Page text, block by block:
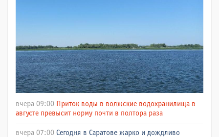
вчера 09:00 Приток воды в волжские водохранилища в
августе превысит норму почти в полтора раза
вчера 07:00 Сегодня в Саратове жарко и дождливо